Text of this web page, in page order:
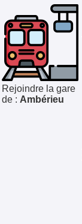
Rejoindre la gare
de : Ambérieu